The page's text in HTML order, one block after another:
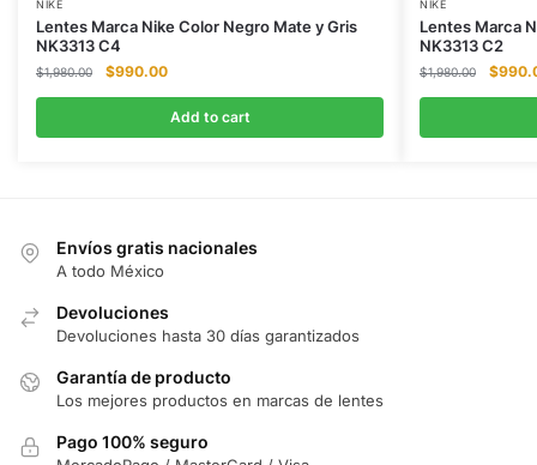
NIKE
Lentes Marca Nike Color Negro Mate y Gris
NK3313 C4
$1,980.00
Original
price
$1,980.00.
$990.00Current
price
is:
$990.00.
Add to cart
NIKE
Lentes Marca
NK3313 C2
$1,980.00
price
$
Envíos gratis nacionales
A todo México
Devoluciones
Devoluciones hasta 30 días garantizados
Garantía de producto
Los mejores productos en marcas de lentes
Pago 100% seguro